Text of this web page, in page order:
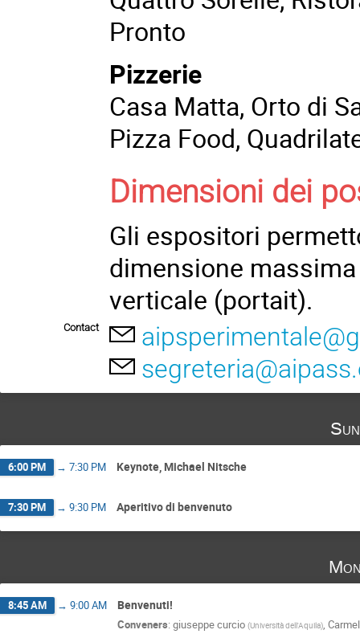
Pronto
Pizzerie
Casa Matta, Orto di
Pizza Food,
Dimensioni dei
Gli espositori
dimensione
verticale (portait).
Contact
6:00 PM → 7:30 PM Keynote, Michael Nitsche
7:30 PM → 9:30 PM Aperitivo di benvenuto
8:45 AM → 9:00 AM Benvenuti!
Conveners: giuseppe curcio (Università dell'Aquila),